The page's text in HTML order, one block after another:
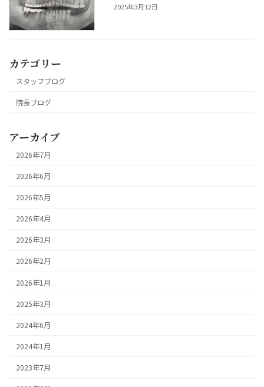
2025年3月12日
カテゴリー
スタッフブログ
院長ブログ
アーカイブ
2026年7月
2026年6月
2026年5月
2026年4月
2026年3月
2026年2月
2026年1月
2025年3月
2024年6月
2024年1月
2023年7月